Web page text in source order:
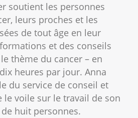
soutient les personnes
leurs proches et les
de tout âge en leur
et des conseils
thème du cancer – en
heures par jour. Anna
du service de conseil et
le voile sur le travail de son
huit personnes.